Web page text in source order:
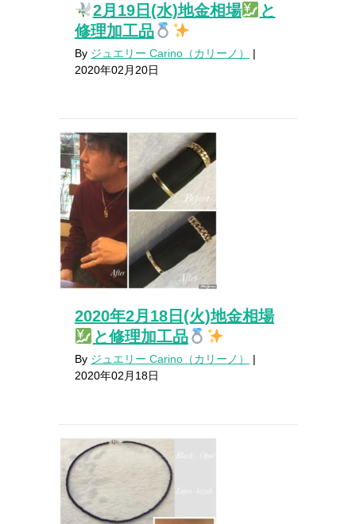
2月19日(水)地金相場
と
修理加工品
By ジュエリー Carino（カリーノ）
|
2020年02月20日
2020年2月18日(火)地金相場
と修理加工品
By ジュエリー Carino（カリーノ）
|
2020年02月18日